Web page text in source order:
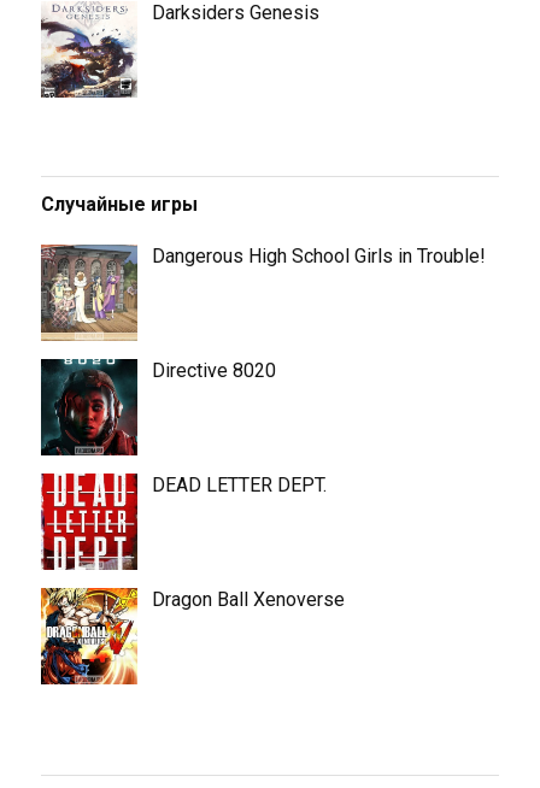
Darksiders Genesis
Случайные игры
Dangerous High School Girls in Trouble!
Directive 8020
DEAD LETTER DEPT.
Dragon Ball Xenoverse